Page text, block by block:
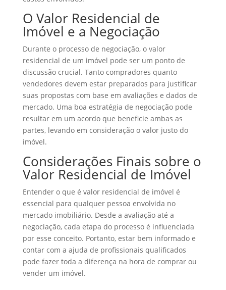
O Valor Residencial de
Imóvel e a Negociação
Durante o processo de negociação, o valor
residencial de um imóvel pode ser um ponto de
discussão crucial. Tanto compradores quanto
vendedores devem estar preparados para justificar
suas propostas com base em avaliações e dados de
mercado. Uma boa estratégia de negociação pode
resultar em um acordo que beneficie ambas as
partes, levando em consideração o valor justo do
imóvel.
Considerações Finais sobre o
Valor Residencial de Imóvel
Entender o que é valor residencial de imóvel é
essencial para qualquer pessoa envolvida no
mercado imobiliário. Desde a avaliação até a
negociação, cada etapa do processo é influenciada
por esse conceito. Portanto, estar bem informado e
contar com a ajuda de profissionais qualificados
pode fazer toda a diferença na hora de comprar ou
vender um imóvel.